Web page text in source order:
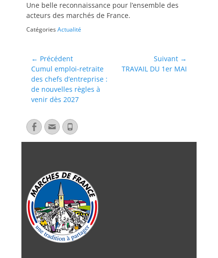
Une belle reconnaissance pour l’ensemble des
acteurs des marchés de France.
CatégoriesActualité
← Précédent
Cumul emploi-retraite
des chefs d’entreprise :
de nouvelles règles à
venir dès 2027
Suivant →
TRAVAIL DU 1er MAI